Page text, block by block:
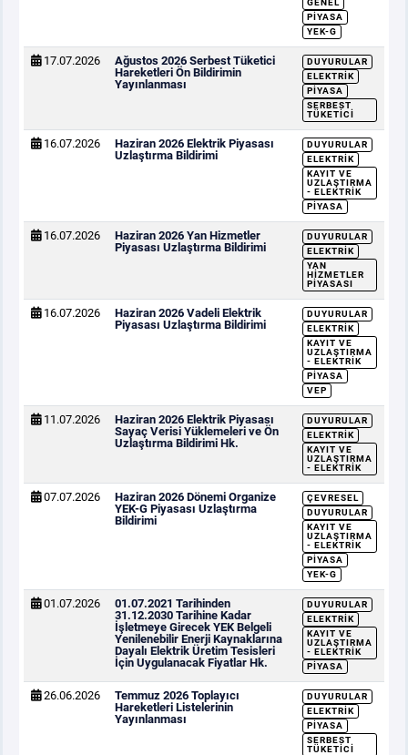
GENEL
PIYASA
YEK-G
17.07.2026
Ağustos 2026 Serbest Tüketici
Hareketleri Ön Bildirimin
Yayınlanması
DUYURULAR
ELEKTRIK
PIYASA
SERBEST
TÜKETICI
16.07.2026
Haziran 2026 Elektrik Piyasası
Uzlaştırma Bildirimi
DUYURULAR
ELEKTRIK
KAYIT VE
UZLAŞTIRMA
- ELEKTRIK
PIYASA
16.07.2026
Haziran 2026 Yan Hizmetler
Piyasası Uzlaştırma Bildirimi
DUYURULAR
ELEKTRIK
YAN
HIZMETLER
PIYASASI
16.07.2026
Haziran 2026 Vadeli Elektrik
Piyasası Uzlaştırma Bildirimi
DUYURULAR
ELEKTRIK
KAYIT VE
UZLAŞTIRMA
- ELEKTRIK
PIYASA
VEP
11.07.2026
Haziran 2026 Elektrik Piyasası
Sayaç Verisi Yüklemeleri ve Ön
Uzlaştırma Bildirimi Hk.
DUYURULAR
ELEKTRIK
KAYIT VE
UZLAŞTIRMA
- ELEKTRIK
07.07.2026
Haziran 2026 Dönemi Organize
YEK-G Piyasası Uzlaştırma
Bildirimi
ÇEVRESEL
DUYURULAR
KAYIT VE
UZLAŞTIRMA
- ELEKTRIK
PIYASA
YEK-G
01.07.2026
01.07.2021 Tarihinden
31.12.2030 Tarihine Kadar
İşletmeye Girecek YEK Belgeli
Yenilenebilir Enerji Kaynaklarına
Dayalı Elektrik Üretim Tesisleri
İçin Uygulanacak Fiyatlar Hk.
DUYURULAR
ELEKTRIK
KAYIT VE
UZLAŞTIRMA
- ELEKTRIK
PIYASA
26.06.2026
Temmuz 2026 Toplayıcı
Hareketleri Listelerinin
Yayınlanması
DUYURULAR
ELEKTRIK
PIYASA
SERBEST
TÜKETICI